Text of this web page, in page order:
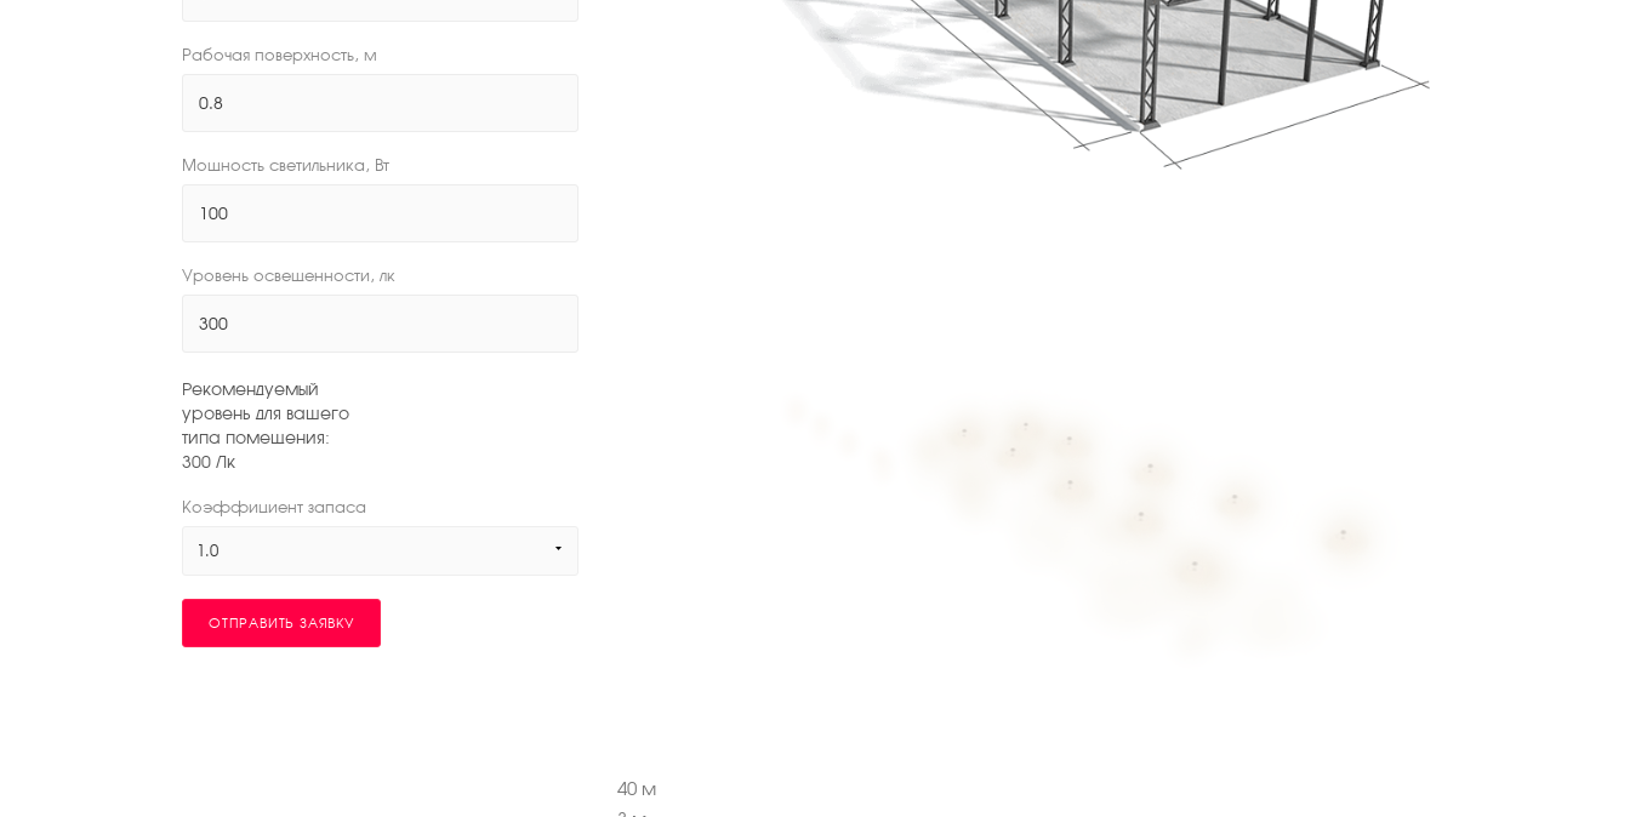
Рабочая поверхность, м
Мощность светильника, Вт
Уровень освещенности, лк
Рекомендуемый
уровень для вашего
типа помещения:
300 Лк
Коэффициент запаса
1.0
ОТПРАВИТЬ ЗАЯВКУ
40м